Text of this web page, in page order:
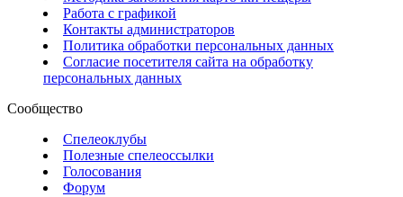
Работа с графикой
Контакты администраторов
Политика обработки персональных данных
Согласие посетителя сайта на обработку
персональных данных
Сообщество
Спелеоклубы
Полезные спелеоссылки
Голосования
Форум